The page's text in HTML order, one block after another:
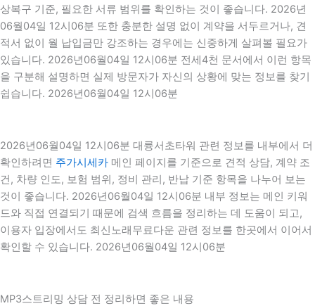
상복구 기준, 필요한 서류 범위를 확인하는 것이 좋습니다. 2026년
06월04일 12시06분 또한 충분한 설명 없이 계약을 서두르거나, 견
적서 없이 월 납입금만 강조하는 경우에는 신중하게 살펴볼 필요가
있습니다. 2026년06월04일 12시06분 전세4천 문서에서 이런 항목
을 구분해 설명하면 실제 방문자가 자신의 상황에 맞는 정보를 찾기
쉽습니다. 2026년06월04일 12시06분
2026년06월04일 12시06분 대륭서초타워 관련 정보를 내부에서 더
확인하려면 주가시세카 메인 페이지를 기준으로 견적 상담, 계약 조
건, 차량 인도, 보험 범위, 정비 관리, 반납 기준 항목을 나누어 보는
것이 좋습니다. 2026년06월04일 12시06분 내부 정보는 메인 키워
드와 직접 연결되기 때문에 검색 흐름을 정리하는 데 도움이 되고,
이용자 입장에서도 최신노래무료다운 관련 정보를 한곳에서 이어서
확인할 수 있습니다. 2026년06월04일 12시06분
MP3스트리밍 상담 전 정리하면 좋은 내용